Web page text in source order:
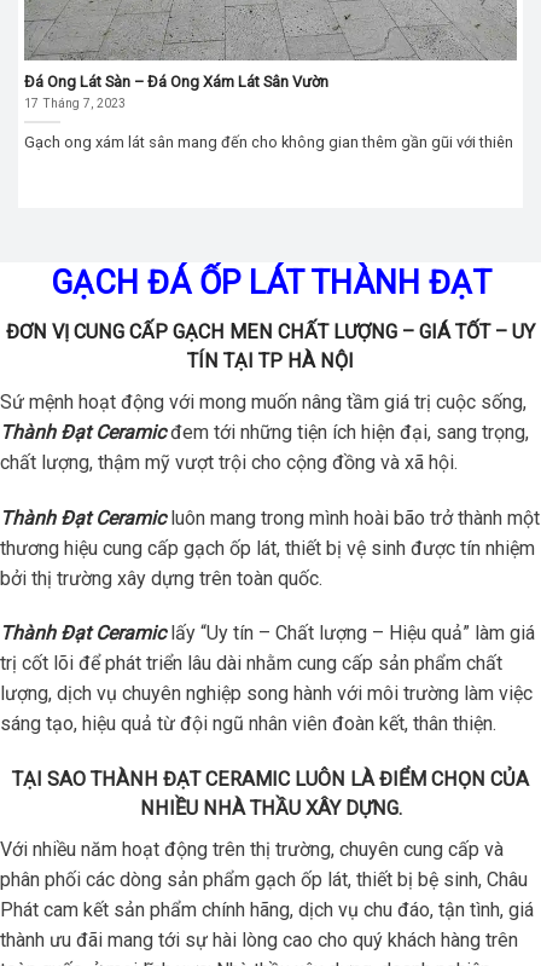
Đá Ong Lát Sàn – Đá Ong Xám Lát Sân Vườn
17 Tháng 7, 2023
Gạch ong xám lát sân mang đến cho không gian thêm gần gũi với thiên
GẠCH ĐÁ ỐP LÁT THÀNH ĐẠT
ĐƠN VỊ CUNG CẤP GẠCH MEN CHẤT LƯỢNG – GIÁ TỐT – UY
TÍN TẠI TP HÀ NỘI
Sứ mệnh hoạt động với mong muốn nâng tầm giá trị cuộc sống,
Thành Đạt Ceramicđem tới những tiện ích hiện đại, sang trọng,
chất lượng, thậm mỹ vượt trội cho cộng đồng và xã hội.
Thành Đạt Ceramicluôn mang trong mình hoài bão trở thành một
thương hiệu cung cấp gạch ốp lát, thiết bị vệ sinh được tín nhiệm
bởi thị trường xây dựng trên toàn quốc.
Thành Đạt Ceramiclấy “Uy tín – Chất lượng – Hiệu quả” làm giá
trị cốt lõi để phát triển lâu dài nhằm cung cấp sản phẩm chất
lượng, dịch vụ chuyên nghiệp song hành với môi trường làm việc
sáng tạo, hiệu quả từ đội ngũ nhân viên đoàn kết, thân thiện.
TẠI SAO THÀNH ĐẠT CERAMIC LUÔN LÀ ĐIỂM CHỌN CỦA
NHIỀU NHÀ THẦU XÂY DỰNG.
Với nhiều năm hoạt động trên thị trường, chuyên cung cấp và
phân phối các dòng sản phẩm gạch ốp lát, thiết bị bệ sinh, Châu
Phát cam kết sản phẩm chính hãng, dịch vụ chu đáo, tận tình, giá
thành ưu đãi mang tới sự hài lòng cao cho quý khách hàng trên